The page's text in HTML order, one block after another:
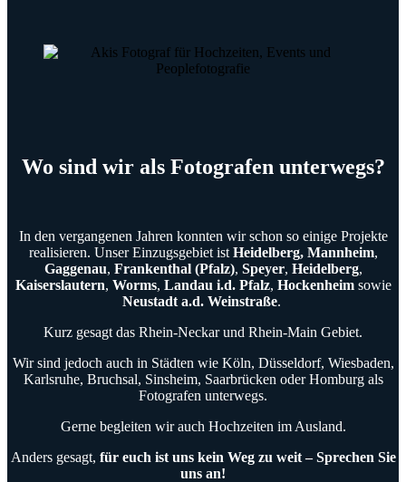
Wo sind wir als Fotografen unterwegs?
In den vergangenen Jahren konnten wir schon so einige Projekte
realisieren. Unser Einzugsgebiet ist Heidelberg, Mannheim,
Gaggenau, Frankenthal (Pfalz), Speyer, Heidelberg,
Kaiserslautern, Worms, Landau i.d. Pfalz, Hockenheimsowie
Neustadt a.d. Weinstraße.
Kurz gesagt das Rhein-Neckar und Rhein-Main Gebiet.
Wir sind jedoch auch in Städten wie Köln, Düsseldorf, Wiesbaden,
Karlsruhe, Bruchsal, Sinsheim, Saarbrücken oder Homburg als
Fotografen unterwegs.
Gerne begleiten wir auch Hochzeiten im Ausland.
Anders gesagt, für euch ist uns kein Weg zu weit – Sprechen Sie
uns an!